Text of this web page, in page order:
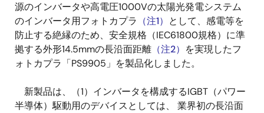
源のインバータや高電圧1000Vの太陽光発電システム
のインバータ用フォトカプラ （注1） として、感電等を
防止する絶縁のため、安全規格（IEC61800規格）に準
拠する外形14.5mmの長沿面距離 （注2） を実現したフ
ォトカプラ「PS9905」を製品化しました。
新製品は、（1）インバータを構成するIGBT（パワー
半導体）駆動用のデバイスとしては、 業界初の長沿面